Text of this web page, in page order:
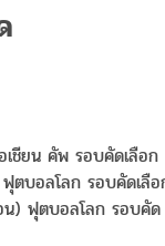
ชียน คัพ รอบคัดเลือก
ตบอลโลก รอบคัดเลื
) ฟุตบอลโลก รอบคัด